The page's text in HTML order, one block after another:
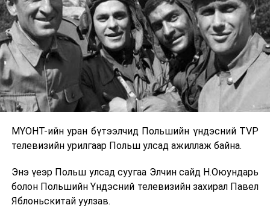
МҮОНТ-ийн уран бүтээлчид Польшийн үндэсний TVP
телевизийн урилгаар Польш улсад ажиллаж байна.
Энэ үеэр Польш улсад суугаа Элчин сайд Н.Оюундарь
болон Польшийн Үндэсний телевизийн захирал Павел
Яблоньскитай уулзав.